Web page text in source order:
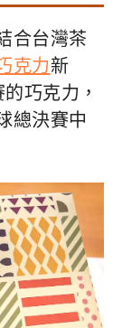
合台灣茶
克力新
巧克力，
總決賽中